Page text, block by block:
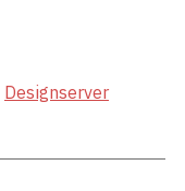
Designserver